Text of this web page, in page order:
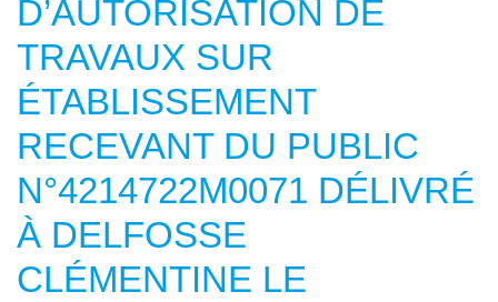
D’AUTORISATION DE
TRAVAUX SUR
ÉTABLISSEMENT
RECEVANT DU PUBLIC
N°4214722M0071 DÉLIVRÉ
À DELFOSSE
CLÉMENTINE LE